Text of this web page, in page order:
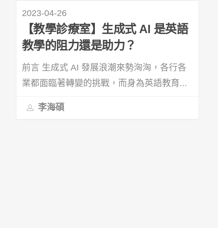
2023-04-26
【教學診療室】生成式 AI 是英語
教學的阻力還是助力？
前言 生成式 AI 發展浪潮來勢洶洶，各行各
業都面臨著轉變的挑戰，而身為英語教育...
李海碩